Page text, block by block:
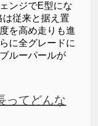
ンジでE型にな
従来と据え置
を高め走りも進
に全グレードに
ルーパールが
ってどんな